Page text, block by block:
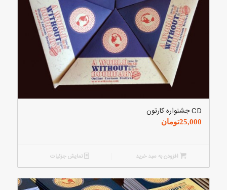
CD جشنواره کارتون
25,000تومان
افزودن به سبد خرید نمایش جزئیات